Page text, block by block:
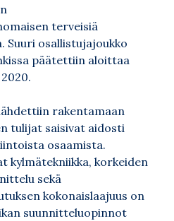
terveisiä
Suuri osallistujajoukko
päätettiin aloittaa
rakentamaan
tulijat saisivat aidosti
osaamista.
kylmätekniikka, korkeiden
sekä
kokonaislaajuus on
suunnitteluopinnot